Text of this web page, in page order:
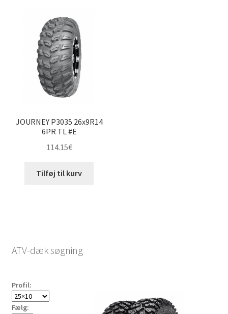
JOURNEY P3035 26x9R14
6PR TL #E
114.15€
Tilføj til kurv
ATV-dæk søgning
Profil:
Fælg: